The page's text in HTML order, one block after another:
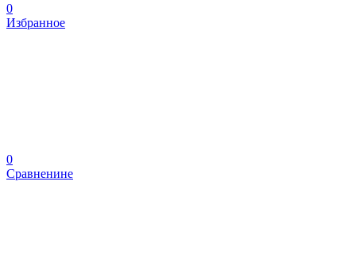
0
Избранное
0
Сравненине